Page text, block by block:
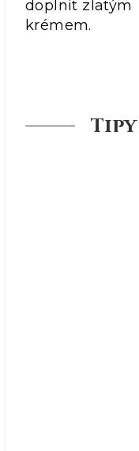
doplnit zlatým
krémem.